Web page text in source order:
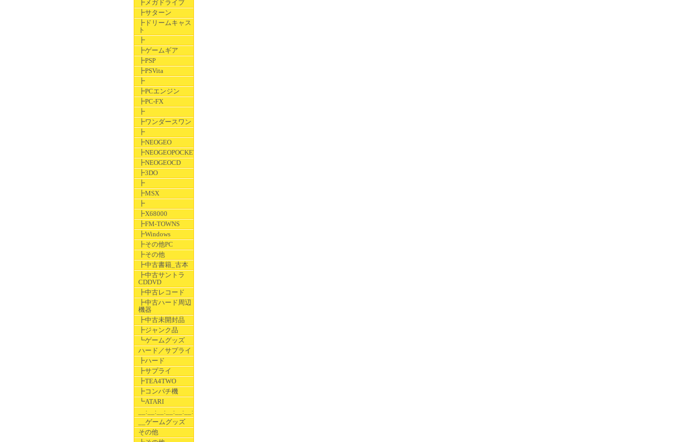
┣メガドライブ
┣サターン
┣ドリームキャス
ト
┣
┣ゲームギア
┣PSP
┣PSVita
┣
┣PCエンジン
┣PC-FX
┣
┣ワンダースワン
┣
┣NEOGEO
┣NEOGEOPOCKET
┣NEOGEOCD
┣3DO
┣
┣MSX
┣
┣X68000
┣FM-TOWNS
┣Windows
┣その他PC
┣その他
┣中古書籍_古本
┣中古サントラ
CDDVD
┣中古レコード
┣中古ハード周辺
機器
┣中古未開封品
┣ジャンク品
┗ゲームグッズ
ハード／サプライ
┣ハード
┣サプライ
┣TEA4TWO
┣コンパチ機
┗ATARI
__:__:__:__:__:__:__
__ゲームグッズ
その他